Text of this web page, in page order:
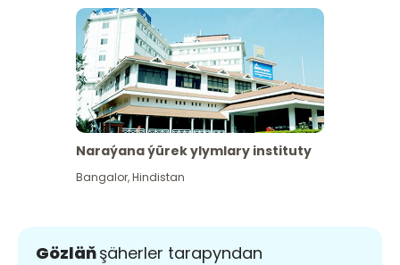
Naraýana ýürek ylymlary instituty
Bangalor,Hindistan
Gözläňşäherler tarapyndan